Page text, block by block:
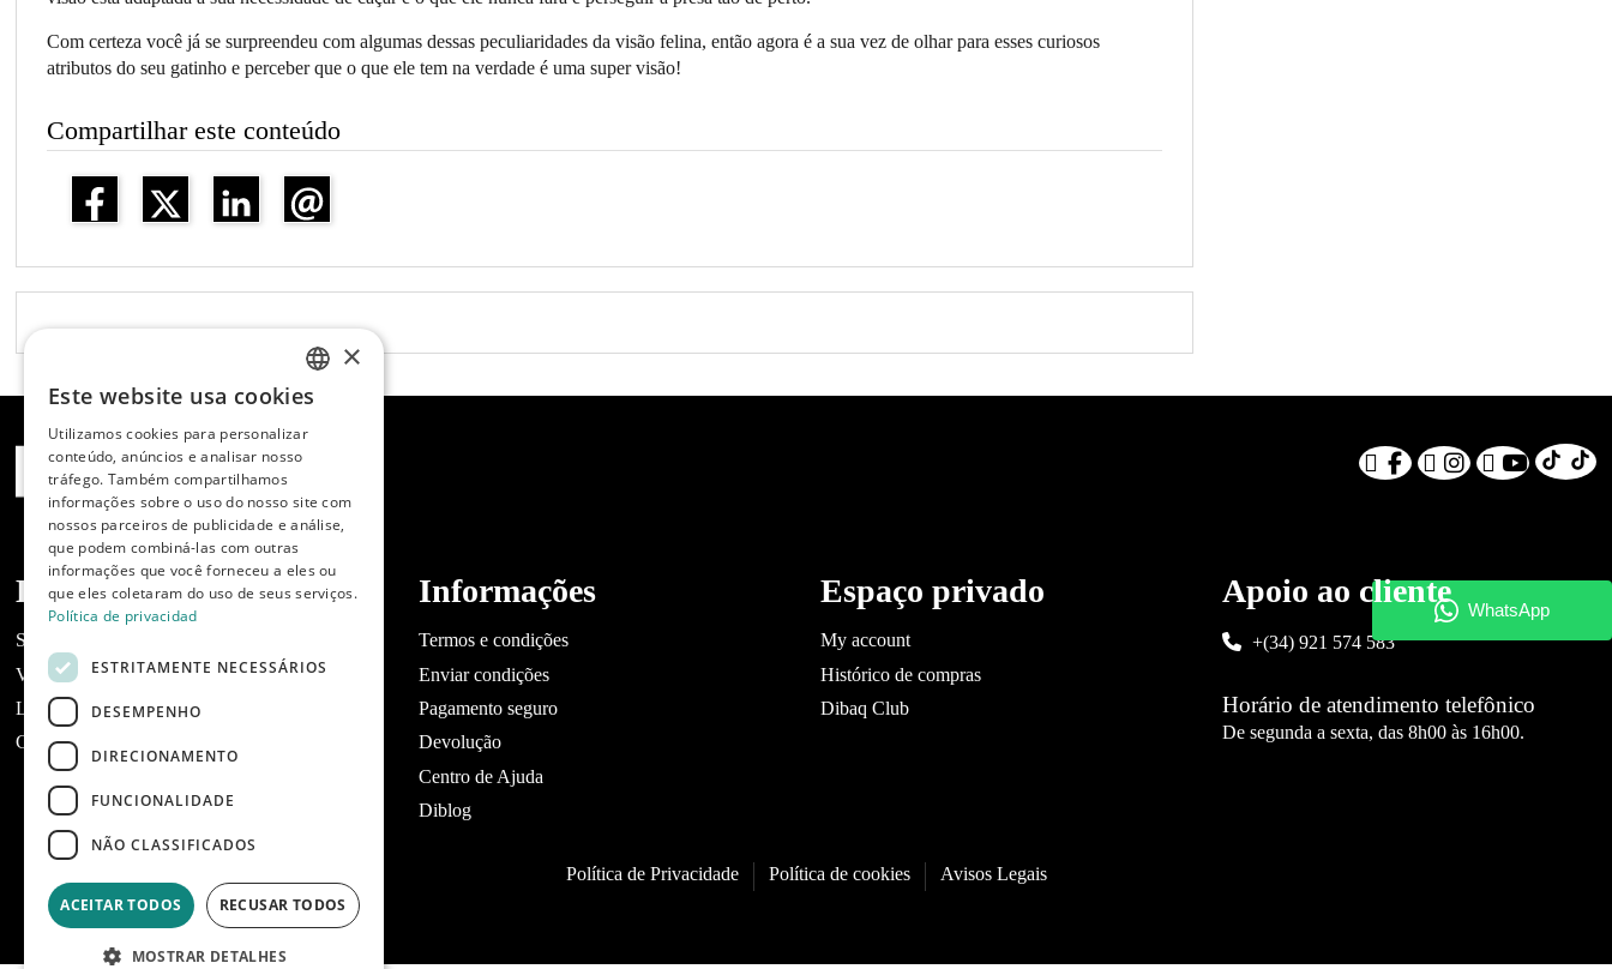
Com certeza você já se surpreendeu com algumas dessas peculiaridades da visão felina, então agora é a sua vez de olhar para esses curiosos
atributos do seu gatinho e perceber que o que ele tem na verdade é uma super visão!
Compartilhar este conteúdo
Dibaq
Sobre a Dibaq
Você tem um negócio?
Lojas
Contato Dibaq Petcare
Informações
Termos e condições
Enviar condições
Pagamento seguro
Devolução
Centro de Ajuda
Diblog
Espaço privado
My account
Histórico de compras
Dibaq Club
Apoio ao cliente
+(34) 921 574 583
Horário de atendimento telefônico
De segunda a sexta, das 8h00 às 16h00.
Política de Privacidade Política de cookies Avisos Legais
SPANISH
PORTUGUESE
×
Este website usa cookies
Utilizamos cookies para personalizar
conteúdo, anúncios e analisar nosso
tráfego. Também compartilhamos
informações sobre o uso do nosso site com
nossos parceiros de publicidade e análise,
que podem combiná-las com outras
informações que você forneceu a eles ou
que eles coletaram do uso de seus serviços.
Política de privacidad
ESTRITAMENTE NECESSÁRIOS
DESEMPENHO
DIRECIONAMENTO
FUNCIONALIDADE
NÃO CLASSIFICADOS
ACEITAR TODOS RECUSAR TODOS
MOSTRAR DETALHES